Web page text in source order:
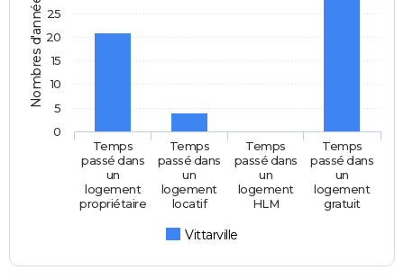
Nombres d'années
Vittarville
Temps
passé dans
un
logement
propriétaire
Temps
passé dans
un
logement
locatif
Temps
passé dans
un
logement
HLM
Temps
passé dans
un
logement
gratuit
0
5
10
15
20
25